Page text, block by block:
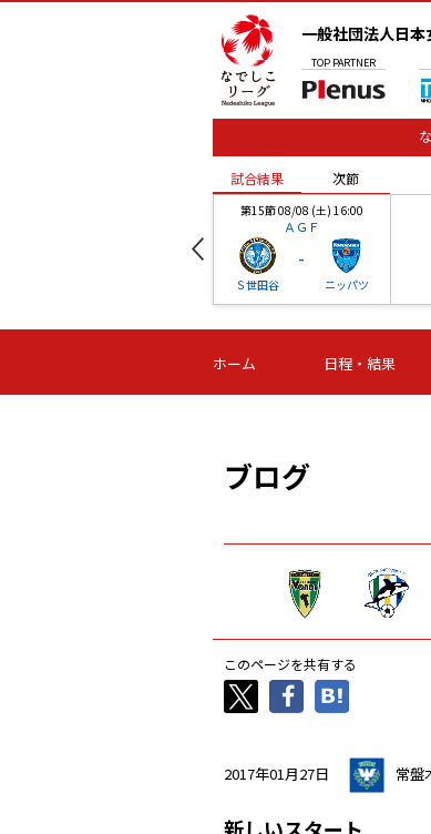
一般社団法人日
TOP PARTNER
試合結果 次節
第15節 08/08 (土) 16:00
ＡＧＦ
Ｓ世田谷
-
ニッパツ
-
第16節 09/05 (土) 15:00
ニッパツ
-
試合結果 次節
ホーム 日程・結果
ブログ
このページを共有する
2017年01月27日 常盤